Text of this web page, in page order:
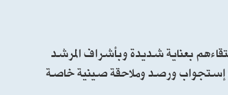
بين عناصر تم انتقاءهم بعناية شديدة وبأشراف المرشد
إستجواب ورصد وملاحقة صينية خاصة